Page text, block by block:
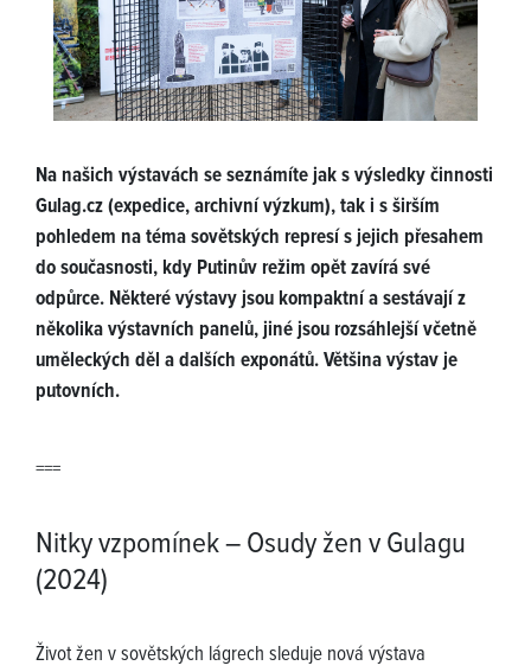
Na našich výstavách se seznámíte jak s výsledky činnosti
Gulag.cz (expedice, archivní výzkum), tak i s širším
pohledem na téma sovětských represí s jejich přesahem
do současnosti, kdy Putinův režim opět zavírá své
odpůrce. Některé výstavy jsou kompaktní a sestávají z
několika výstavních panelů, jiné jsou rozsáhlejší včetně
uměleckých děl a dalších exponátů. Většina výstav je
putovních.
===
Nitky vzpomínek – Osudy žen v Gulagu
(2024)
Život žen v sovětských lágrech sleduje nová výstava